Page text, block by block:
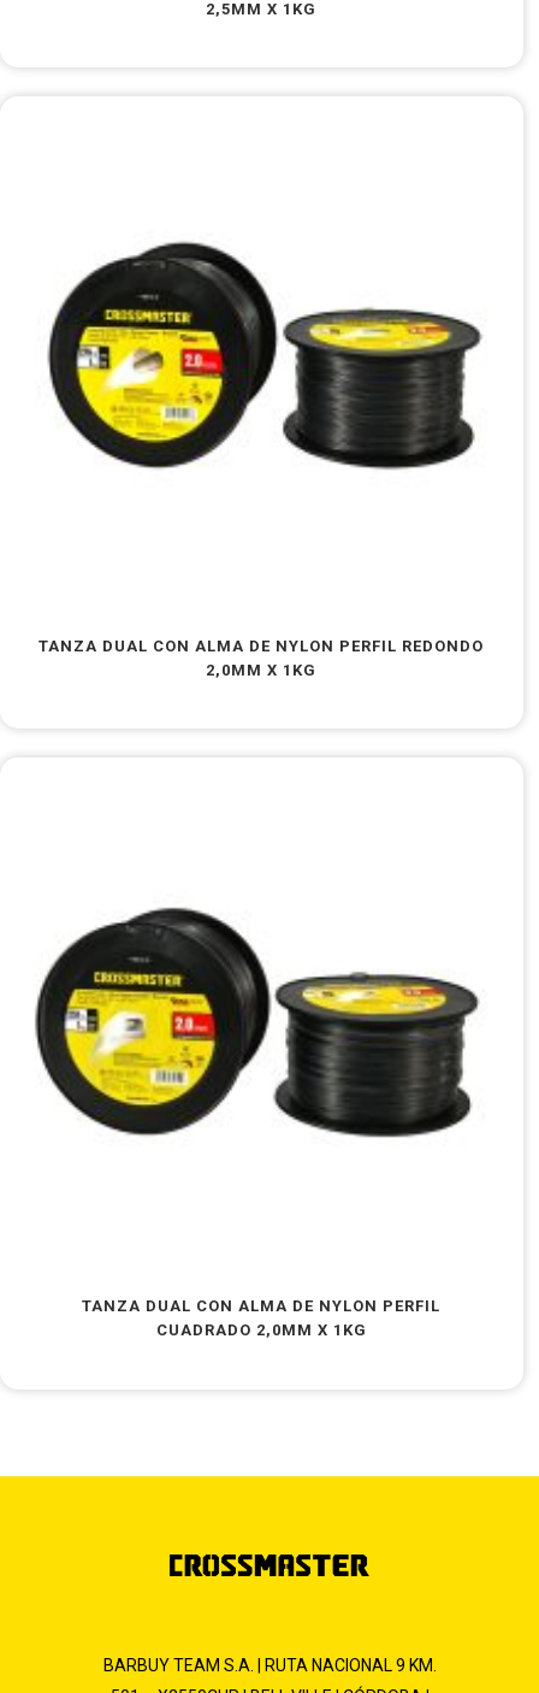
2,5MM X 1KG
TANZA DUAL CON ALMA DE NYLON PERFIL REDONDO
2,0MM X 1KG
TANZA DUAL CON ALMA DE NYLON PERFIL
CUADRADO 2,0MM X 1KG
BARBUY TEAM S.A. | RUTA NACIONAL 9 KM.